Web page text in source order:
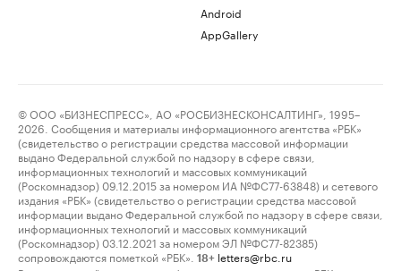
Android
AppGallery
© ООО «БИЗНЕСПРЕСС», АО «РОСБИЗНЕСКОНСАЛТИНГ», 1995–
2026. Сообщения и материалы информационного агентства «РБК»
(свидетельство о регистрации средства массовой информации
выдано Федеральной службой по надзору в сфере связи,
информационных технологий и массовых коммуникаций
(Роскомнадзор) 09.12.2015 за номером ИА №ФС77-63848) и сетевого
издания «РБК» (свидетельство о регистрации средства массовой
информации выдано Федеральной службой по надзору в сфере связи,
информационных технологий и массовых коммуникаций
(Роскомнадзор) 03.12.2021 за номером ЭЛ №ФС77-82385)
сопровождаются пометкой «РБК».
18+ letters@rbc.ru